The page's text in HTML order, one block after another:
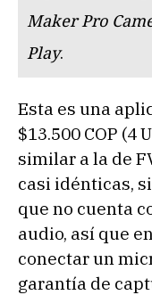
Maker Pro
Play.
Esta es una
$13.500 COP (4
similar a la de
casi idénticas,
que no cuenta
audio, así que
conectar un
garantía de